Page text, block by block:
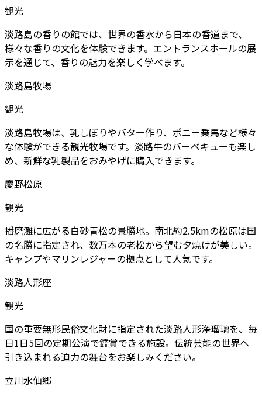
観光
淡路島の香りの館では、世界の香水から日本の香道まで、
様々な香りの文化を体験できます。エントランスホールの展
示を通じて、香りの魅力を楽しく学べます。
淡路島牧場
観光
淡路島牧場は、乳しぼりやバター作り、ポニー乗馬など様々
な体験ができる観光牧場です。淡路牛のバーベキューも楽し
め、新鮮な乳製品をおみやげに購入できます。
慶野松原
観光
播磨灘に広がる白砂青松の景勝地。南北約2.5kmの松原は国
の名勝に指定され、数万本の老松から望む夕焼けが美しい。
キャンプやマリンレジャーの拠点として人気です。
淡路人形座
観光
国の重要無形民俗文化財に指定された淡路人形浄瑠璃を、毎
日1日5回の定期公演で鑑賞できる施設。伝統芸能の世界へ
引き込まれる迫力の舞台をお楽しみください。
立川水仙郷